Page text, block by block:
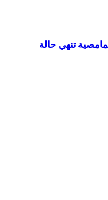
الحمامصية تنهي حالة